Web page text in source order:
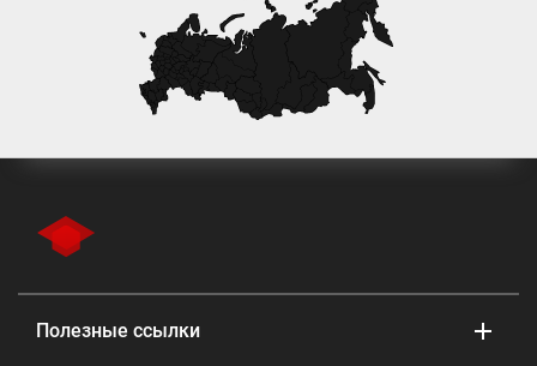
Полезные ссылки